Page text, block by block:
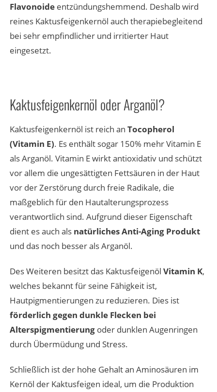
Flavonoide entzündungshemmend. Deshalb wird
reines Kaktusfeigenkernöl auch therapiebegleitend
bei sehr empfindlicher und irritierter Haut
eingesetzt.
Kaktusfeigenkernöl oder Arganöl?
Kaktusfeigenkernöl ist reich an Tocopherol
(Vitamin E). Es enthält sogar 150% mehr Vitamin E
als Arganöl. Vitamin E wirkt antioxidativ und schützt
vor allem die ungesättigten Fettsäuren in der Haut
vor der Zerstörung durch freie Radikale, die
maßgeblich für den Hautalterungsprozess
verantwortlich sind. Aufgrund dieser Eigenschaft
dient es auch als natürliches Anti-Aging Produkt
und das noch besser als Arganöl.
Des Weiteren besitzt das Kaktusfeigenöl Vitamin K,
welches bekannt für seine Fähigkeit ist,
Hautpigmentierungen zu reduzieren. Dies ist
förderlich gegen dunkle Flecken bei
Alterspigmentierung oder dunklen Augenringen
durch Übermüdung und Stress.
Schließlich ist der hohe Gehalt an Aminosäuren im
Kernöl der Kaktusfeigen ideal, um die Produktion